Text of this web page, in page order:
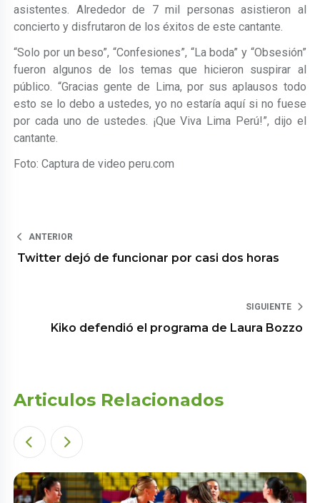
asistentes. Alrededor de 7 mil personas asistieron al
concierto y disfrutaron de los éxitos de este cantante.
“Solo por un beso”, “Confesiones”, “La boda” y “Obsesión”
fueron algunos de los temas que hicieron suspirar al
público. “Gracias gente de Lima, por sus aplausos todo
esto se lo debo a ustedes, yo no estaría aquí si no fuese
por cada uno de ustedes. ¡Que Viva Lima Perú!”, dijo el
cantante.
Foto: Captura de video peru.com
ANTERIOR
Twitter dejó de funcionar por casi dos horas
SIGUIENTE
Kiko defendió el programa de Laura Bozzo
Articulos Relacionados